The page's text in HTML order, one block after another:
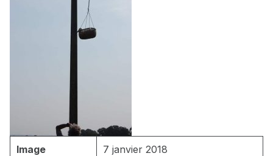
Image
7 janvier 2018